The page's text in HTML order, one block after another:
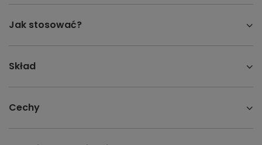
Jak stosować?
Skład
Cechy